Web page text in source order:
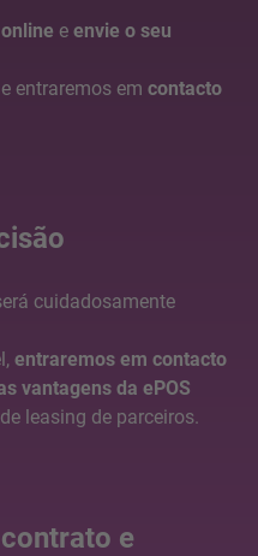
e envie o seu
entraremos em contacto
cuidadosamente
entraremos em contacto
vantagens da ePOS
de leasing de parceiros.
e